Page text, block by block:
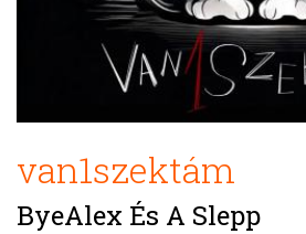
van1szektám
ByeAlex És A Slepp